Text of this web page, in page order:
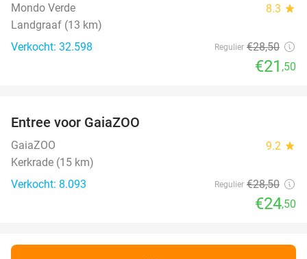
Mondo Verde 8.3 star
Landgraaf (13 km)
Verkocht: 32.598
Regulier €28,50
€21 ,50
Entree voor GaiaZOO
GaiaZOO 9.2 star
Kerkrade (15 km)
Verkocht: 8.093
Regulier €28,50
€24,50